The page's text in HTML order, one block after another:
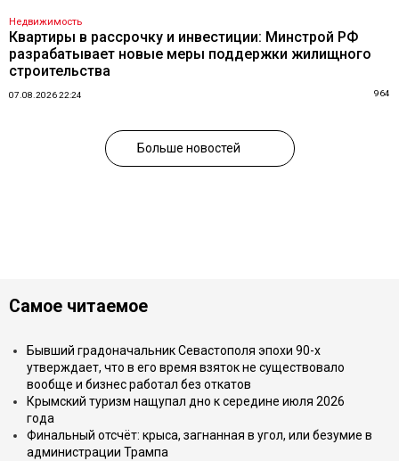
Недвижимость
Квартиры в рассрочку и инвестиции: Минстрой РФ
разрабатывает новые меры поддержки жилищного
строительства
07.08.2026 22:24 964
Больше новостей
Самое читаемое
Бывший градоначальник Севастополя эпохи 90-х
утверждает, что в его время взяток не существовало
вообще и бизнес работал без откатов
Крымский туризм нащупал дно к середине июля 2026
года
Финальный отсчёт: крыса, загнанная в угол, или безумие в
администрации Трампа